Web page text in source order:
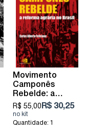
Movimento
Camponês
Rebelde: a
reforma agrária
no Brasil
R$ 55,00 R$ 30,25
Quantidade: 1